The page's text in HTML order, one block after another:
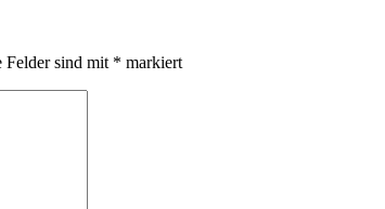
Felder sind mit * markiert